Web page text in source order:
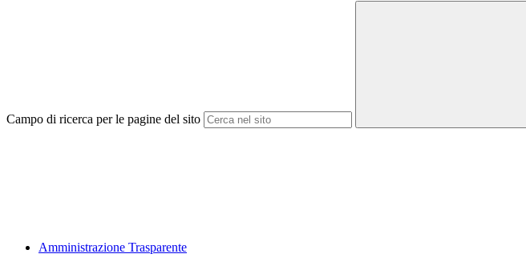
Campo di ricerca per le pagine del sito
Amministrazione Trasparente